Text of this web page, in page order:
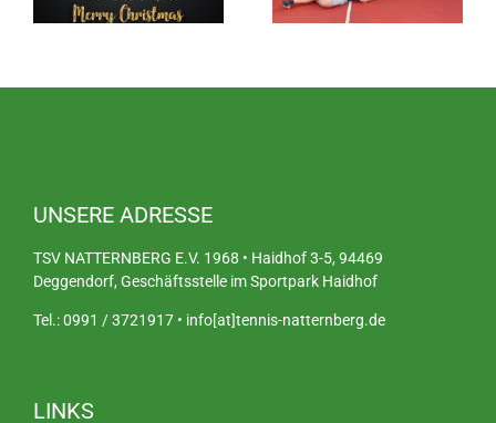
UNSERE ADRESSE
TSV NATTERNBERG E.V. 1968 • Haidhof 3-5, 94469
Deggendorf, Geschäftsstelle im Sportpark Haidhof
Tel.: 0991 / 3721917 • info[at]tennis-natternberg.de
LINKS